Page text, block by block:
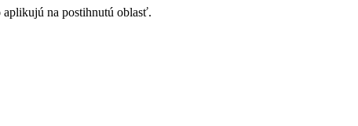
na postihnutú oblasť.